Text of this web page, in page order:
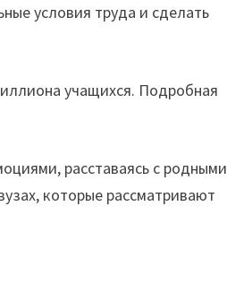
условия труда и сделать
учащихся. Подробная
расставаясь с родными
которые рассматривают